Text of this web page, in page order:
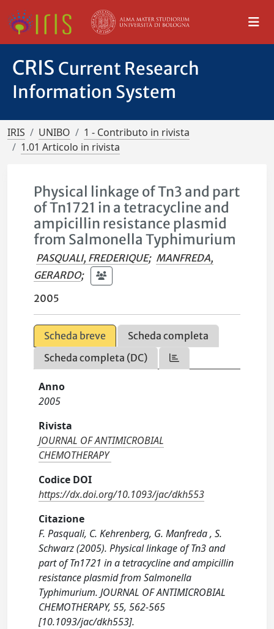
CRIS Current Research
Information System
IRIS UNIBO
1 - Contributo in rivista
1.01 Articolo in rivista
Physical linkage of Tn3 and part
of Tn1721 in a tetracycline and
ampicillin resistance plasmid
from Salmonella Typhimurium
PASQUALI, FREDERIQUE; MANFREDA,
GERARDO;
2005
Scheda breve
Scheda completa
Scheda completa (DC)
Anno
2005
Rivista
JOURNAL OF ANTIMICROBIAL
CHEMOTHERAPY
Codice DOI
https://dx.doi.org/10.1093/jac/dkh553
Citazione
F. Pasquali, C. Kehrenberg, G. Manfreda , S.
Schwarz (2005). Physical linkage of Tn3 and
part of Tn1721 in a tetracycline and ampicillin
resistance plasmid from Salmonella
Typhimurium. JOURNAL OF ANTIMICROBIAL
CHEMOTHERAPY, 55, 562-565
[10.1093/jac/dkh553].